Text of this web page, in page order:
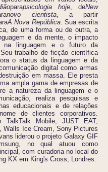
parapsicologia hoje, deNew
novo cientista, a partir
A Nova República. Sua escrita
de uma forma ou de outra, a
e da mente, o impacto
na linguagem e o futuro da
trabalho de ficção científica
o status da linguagem e da
digital como armas
em massa. Ele presta
ampla gama de empresas de
a natureza da linguagem e o
realiza pesquisas e
educacionais e de relações
de clientes corporativos.
TalkTalk Mobile, JUST EAT,
Walls Ice Cream, Sony Pictures
liderou o projeto Galaxy GIF
no qual atuou como
com curadoria no local do
KX em King's Cross, Londres.